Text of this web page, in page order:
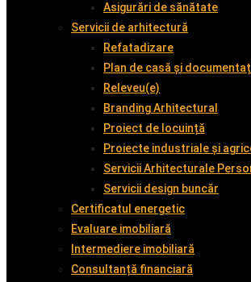
Asigurări de sănătate
Servicii de arhitectură
Refatadizare
Plan de casă și
Releveu(e)
Branding Arhitectural
Proiect de locuință
Proiecte industriale și
Servicii Arhitecturale
Servicii design buncăr
Certificatul energetic
Evaluare imobiliară
Intermediere imobiliară
Consultanță financiară